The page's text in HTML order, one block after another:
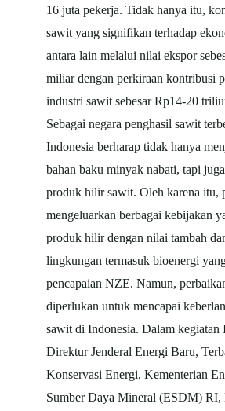
16 juta pekerja. Tidak hanya itu,
sawit yang signifikan terhadap
antara lain melalui nilai ekspor
miliar dengan perkiraan kontribusi
industri sawit sebesar Rp14-20
Sebagai negara penghasil sawit
Indonesia berharap tidak hanya
bahan baku minyak nabati, tapi
produk hilir sawit. Oleh karena itu,
mengeluarkan berbagai kebijakan
produk hilir dengan nilai tambah
lingkungan termasuk bioenergi
pencapaian NZE. Namun,
diperlukan untuk mencapai
sawit di Indonesia. Dalam
Direktur Jenderal Energi Baru,
Konservasi Energi, Kementerian
Sumber Daya Mineral (ESDM) RI,